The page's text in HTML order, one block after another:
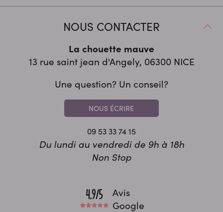
NOUS CONTACTER
La chouette mauve
13 rue saint jean d'Angely, 06300 NICE
Une question? Un conseil?
NOUS ÉCRIRE
09 53 33 74 15
Du lundi au vendredi de 9h à 18h
Non Stop
Avis
Google